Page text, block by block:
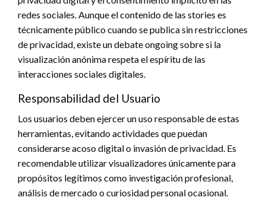
redes sociales. Aunque el contenido de las stories es
técnicamente público cuando se publica sin restricciones
de privacidad, existe un debate ongoing sobre si la
visualización anónima respeta el espíritu de las
interacciones sociales digitales.
Responsabilidad del Usuario
Los usuarios deben ejercer un uso responsable de estas
herramientas, evitando actividades que puedan
considerarse acoso digital o invasión de privacidad. Es
recomendable utilizar visualizadores únicamente para
propósitos legítimos como investigación profesional,
análisis de mercado o curiosidad personal ocasional.